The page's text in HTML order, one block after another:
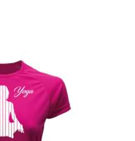
la
página
de
tiene
múltiples